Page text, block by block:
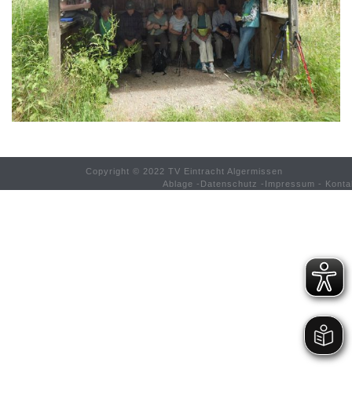
Copyright © 2022 TV Eintracht Algermissen
Ablage - Datenschutz - Impressum -